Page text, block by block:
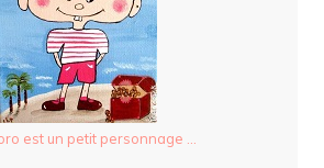
est un petit personnage ...